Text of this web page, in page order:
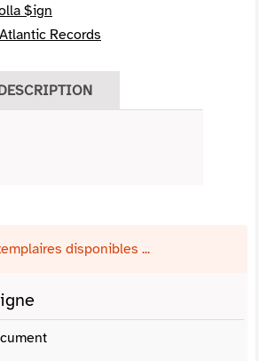
$ign
Records
disponibles ...